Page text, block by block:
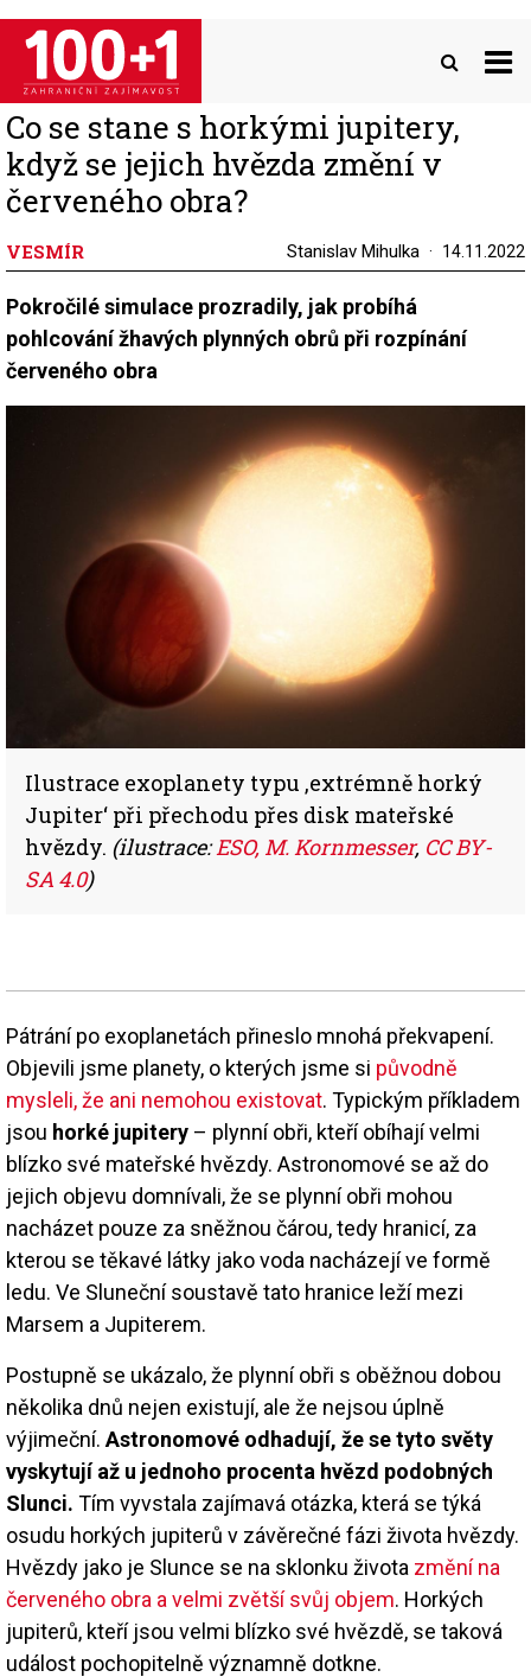
Přejít
hlavnímu
obsahu
Co se stane s horkými jupitery,
když se jejich hvězda změní v
červeného obra?
VESMÍR Stanislav Mihulka 14.11.2022
Pokročilé simulace prozradily, jak probíhá
pohlcování žhavých plynných obrů při rozpínání
červeného obra
Ilustrace exoplanety typu ‚extrémně horký
Jupiter‘ při přechodu přes disk mateřské
hvězdy. (ilustrace:ESO, M. Kornmesser, CC BY-
SA 4.0)
Pátrání po exoplanetách přineslo mnohá překvapení.
Objevili jsme planety, o kterých jsme si původně
mysleli, že ani nemohou existovat. Typickým příkladem
jsou horké jupitery – plynní obři, kteří obíhají velmi
blízko své mateřské hvězdy. Astronomové se až do
jejich objevu domnívali, že se plynní obři mohou
nacházet pouze za sněžnou čárou, tedy hranicí, za
kterou se těkavé látky jako voda nacházejí ve formě
ledu. Ve Sluneční soustavě tato hranice leží mezi
Marsem a Jupiterem.
Postupně se ukázalo, že plynní obři s oběžnou dobou
několika dnů nejen existují, ale že nejsou úplně
výjimeční. Astronomové odhadují, že se tyto světy
vyskytují až u jednoho procenta hvězd podobných
Slunci. Tím vyvstala zajímavá otázka, která se týká
osudu horkých jupiterů v závěrečné fázi života hvězdy.
Hvězdy jako je Slunce se na sklonku života změní na
červeného obra a velmi zvětší svůj objem. Horkých
jupiterů, kteří jsou velmi blízko své hvězdě, se taková
událost pochopitelně významně dotkne.